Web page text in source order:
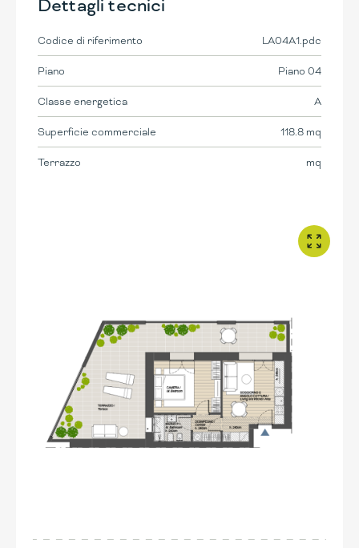
Dettagli tecnici
Codice di riferimento LA04A1.pdc
Piano Piano 04
Classe energetica A
Superficie commerciale 118.8 mq
Terrazzo mq